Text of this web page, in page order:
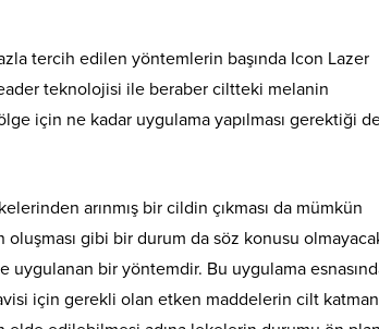
tercih edilen yöntemlerin başında Icon Lazer
teknolojisi ile beraber ciltteki melanin
için ne kadar uygulama yapılması gerektiği
arınmış bir cildin çıkması da mümkün
gibi bir durum da söz konusu
uygulanan bir yöntemdir. Bu uygulama
için gerekli olan etken maddelerin cilt